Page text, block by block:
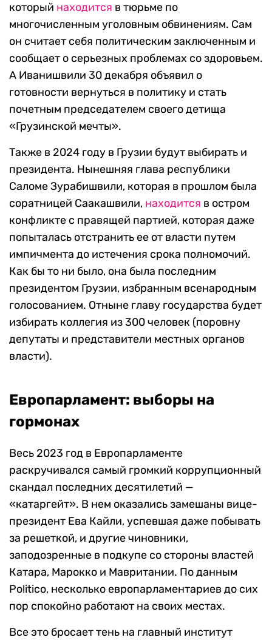
который находится в тюрьме по
многочисленным уголовным обвинениям. Сам
он считает себя политическим заключенным и
сообщает о серьезных проблемах со здоровьем.
А Иванишвили 30 декабря объявил о
готовности вернуться в политику и стать
почетным председателем своего детища
«Грузинской мечты».
Также в 2024 году в Грузии будут выбирать и
президента. Нынешняя глава республики
Саломе Зурабишвили, которая в прошлом была
соратницей Саакашвили, находится в остром
конфликте с правящей партией, которая даже
попыталась отстранить ее от власти путем
импичмента до истечения срока полномочий.
Как бы то ни было, она была последним
президентом Грузии, избранным всенародным
голосованием. Отныне главу государства будет
избирать коллегия из 300 человек (поровну
депутаты и представители местных органов
власти).
Европарламент: выборы на
гормонах
Весь 2023 год в Европарламенте
раскручивался самый громкий коррупционный
скандал последних десятилетий —
«катаргейт». В нем оказались замешаны вице-
президент Ева Кайли, успевшая даже побывать
за решеткой, и другие чиновники,
заподозренные в подкупе со стороны властей
Катара, Марокко и Мавритании. По данным
Politico, несколько европарламентариев до сих
пор спокойно работают на своих местах.
Все это бросает тень на главный институт